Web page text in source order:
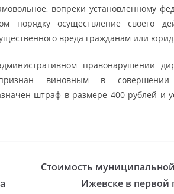
вопреки установленному
осуществление своего
вреда гражданам или
правонарушении
виновным в совершении
штраф в размере 400 рублей и
Стоимость
Ижевске в первой